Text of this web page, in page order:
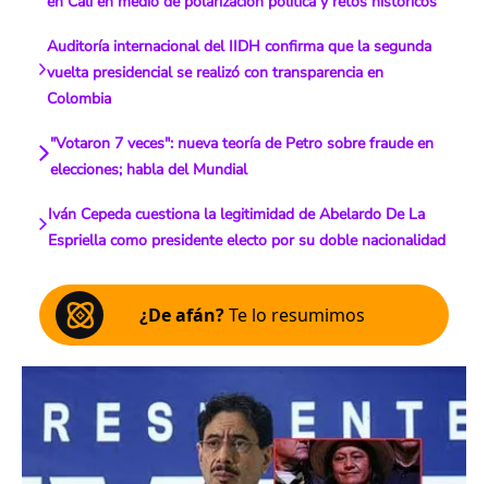
Auditoría internacional del IIDH confirma que la segunda
vuelta presidencial se realizó con transparencia en
Colombia
"Votaron 7 veces": nueva teoría de Petro sobre fraude en
elecciones; habla del Mundial
Iván Cepeda cuestiona la legitimidad de Abelardo De La
Espriella como presidente electo por su doble nacionalidad
¿De afán?Te lo resumimos